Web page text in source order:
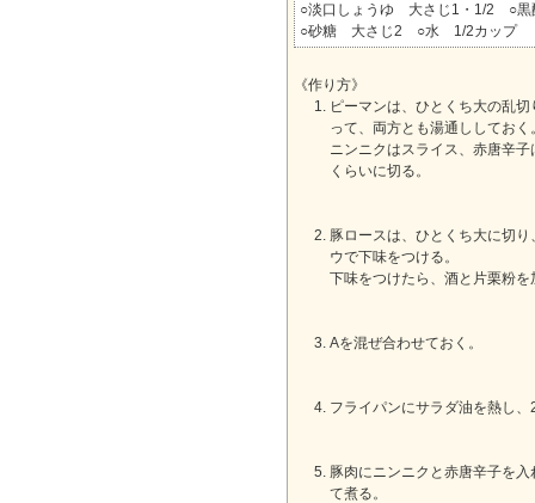
○淡口しょうゆ 大さじ1・1/2 ○
○砂糖 大さじ2 ○水 1/2カップ
《作り方》
ピーマンは、ひとくち大の乱
って、両方とも湯通ししておく
ニンニクはスライス、赤唐辛
くらいに切る。
豚ロースは、ひとくち大に切
ウで下味をつける。
下味をつけたら、酒と片栗粉
Aを混ぜ合わせておく。
フライパンにサラダ油を熱し
豚肉にニンニクと赤唐辛子を
て煮る。